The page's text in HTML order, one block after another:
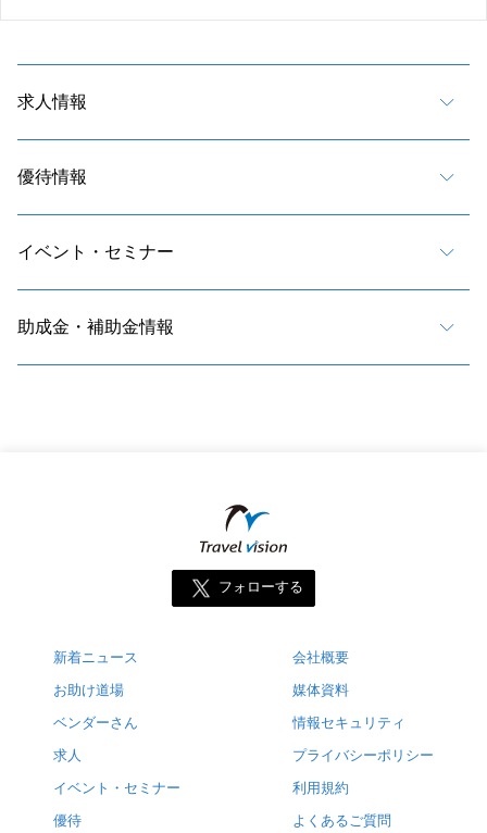
求人情報
優待情報
イベント・セミナー
助成金・補助金情報
フォローする
新着ニュース
お助け道場
ベンダーさん
求人
イベント・セミナー
優待
会社概要
媒体資料
情報セキュリティ
プライバシーポリシー
利用規約
よくあるご質問